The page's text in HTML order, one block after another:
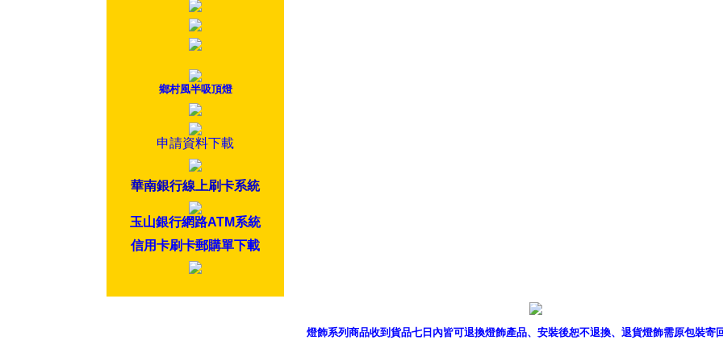
鄉村風半吸頂燈
申請資料下載
華南銀行線上刷卡系統
玉山銀行網路ATM系統
信用卡刷卡郵購單下載
燈飾系列商品收到貨品七日內皆可退換燈飾產品、安裝後恕不退換、退貨燈飾需原包裝寄